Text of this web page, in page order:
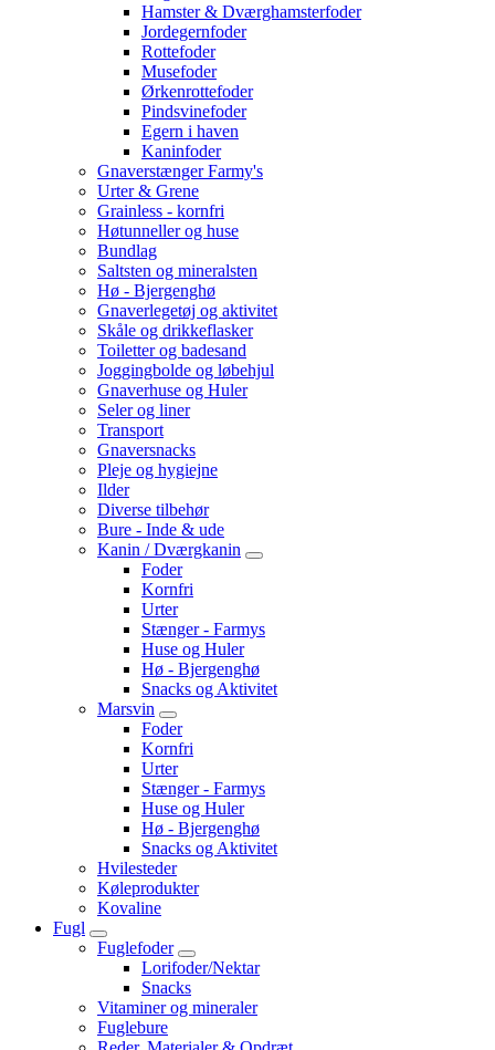
Hamster & Dværghamsterfoder
Jordegernfoder
Rottefoder
Musefoder
Ørkenrottefoder
Pindsvinefoder
Egern i haven
Kaninfoder
Gnaverstænger Farmy's
Urter & Grene
Grainless - kornfri
Høtunneller og huse
Bundlag
Saltsten og mineralsten
Hø - Bjergenghø
Gnaverlegetøj og aktivitet
Skåle og drikkeflasker
Toiletter og badesand
Joggingbolde og løbehjul
Gnaverhuse og Huler
Seler og liner
Transport
Gnaversnacks
Pleje og hygiejne
Ilder
Diverse tilbehør
Bure - Inde & ude
Kanin / Dværgkanin
Foder
Kornfri
Urter
Stænger - Farmys
Huse og Huler
Hø - Bjergenghø
Snacks og Aktivitet
Marsvin
Foder
Kornfri
Urter
Stænger - Farmys
Huse og Huler
Hø - Bjergenghø
Snacks og Aktivitet
Hvilesteder
Køleprodukter
Kovaline
Fugl
Fuglefoder
Lorifoder/Nektar
Snacks
Vitaminer og mineraler
Fuglebure